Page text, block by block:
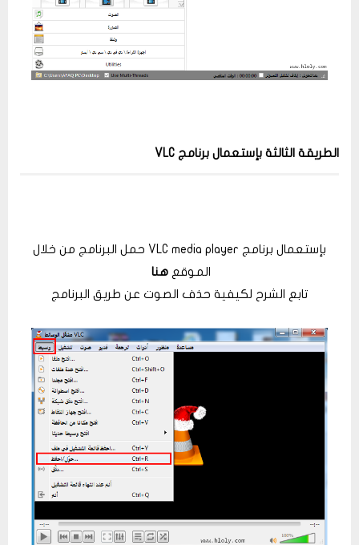
الطريقة الثالثة بإستعمال برنامج VLC
بإستعمال برنامج VLC media player حمل البرنامج من خلال
الموقع هنا
تابع الشرح لكيفية حذف الصوت عن طريق البرنامج